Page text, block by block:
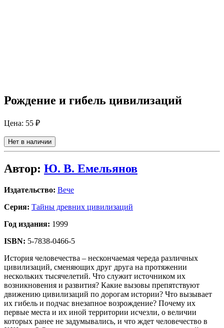
Рождение и гибель цивилизаций
Цена: 55 ₽
Нет в наличии
Автор: Ю. В. Емельянов
Издательство: Вече
Серия: Тайны древних цивилизаций
Год издания: 1999
ISBN: 5-7838-0466-5
История человечества – нескончаемая череда различных
цивилизаций, сменяющих друг друга на протяжении
нескольких тысячелетий. Что служит источником их
возникновения и развития? Какие вызовы препятствуют
движению цивилизаций по дорогам истории? Что вызывает
их гибель и подчас внезапное возрождение? Почему их
первые места и их иной территории исчезли, о величии
которых ранее не задумывались, и что ждет человечество в